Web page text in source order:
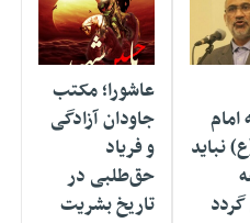
امام
نباید
۰۴ تیر ۱۴۰۵
عاشورا؛ مکتب
جاودان آزادگی
و فریاد
حق‌طلبی در
تاریخ بشریت